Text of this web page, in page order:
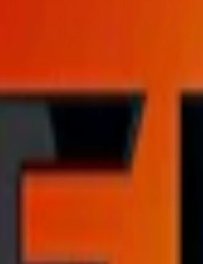
:20 st
dosa:10 g